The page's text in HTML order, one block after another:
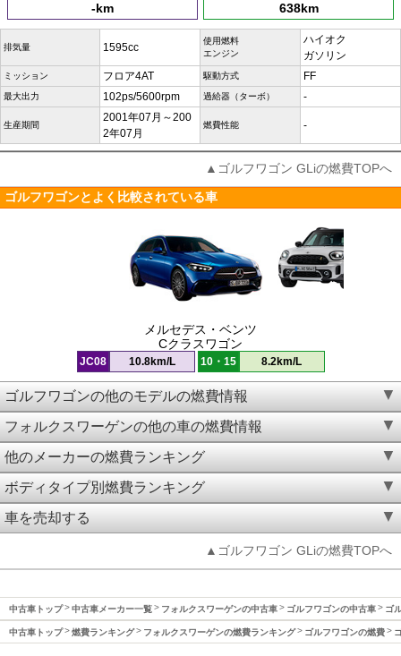
-km 638km
排気量 1595cc
使用燃料
エンジン
ハイオク
ガソリン
ミッション フロア4AT 駆動方式 FF
最大出力 102ps/5600rpm 過給器（ターボ） -
生産期間
2001年07月～200
2年07月
燃費性能 -
▲ゴルフワゴン GLiの燃費TOPへ
ゴルフワゴンとよく比較されている車
メルセデス・ベンツ
Cクラスワゴン
JC08 10.8km/L 10・15 8.2km/L
ゴルフワゴンの他のモデルの燃費情報
フォルクスワーゲンの他の車の燃費情報
他のメーカーの燃費ランキング
ボディタイプ別燃費ランキング
車を売却する
▲ゴルフワゴン GLiの燃費TOPへ
中古車トップ 中古車メーカー一覧 フォルクスワーゲンの中古車 ゴルフワゴンの中古車 ゴ
中古車トップ 燃費ランキング フォルクスワーゲンの燃費ランキング ゴルフワゴンの燃費